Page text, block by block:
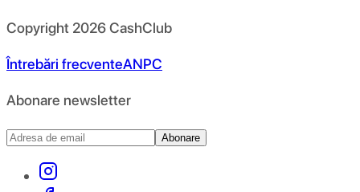
Copyright 2026CashClub
Întrebări frecventeANPC
Abonare newsletter
Abonare